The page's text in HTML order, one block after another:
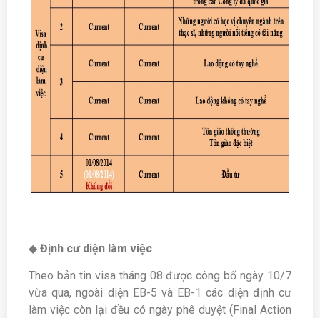
◆ Định cư diện làm việc
Theo bản tin visa tháng 08 được công bố ngày 10/7
vừa qua, ngoài diện EB-5 và EB-1 các diện định cư
làm việc còn lại đều có ngày phê duyệt (Final Action